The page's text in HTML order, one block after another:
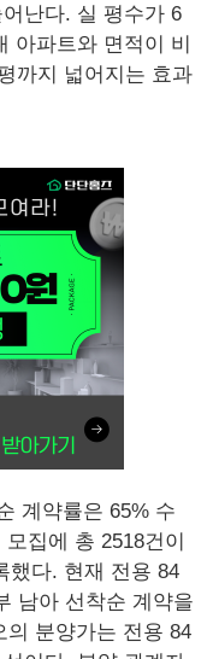
난다. 실 평수가 6
아파트와 면적이 비
까지 넓어지는 효과
계약률은 65% 수
집에 총 2518건이
했다. 현재 전용 84
남아 선착순 계약을
의 분양가는 전용 84